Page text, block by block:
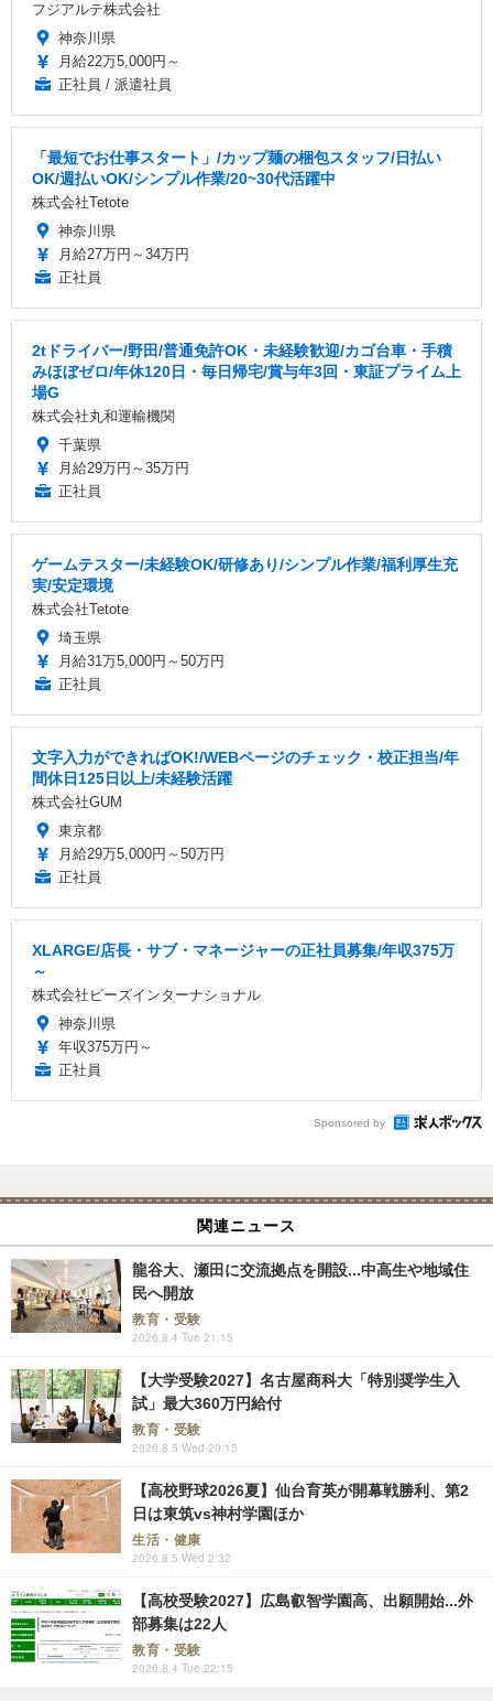
フジアルテ株式会社
神奈川県
月給22万5,000円～
正社員 / 派遣社員
「最短でお仕事スタート」/カップ麺の梱包スタッフ/日払い
OK/週払いOK/シンプル作業/20~30代活躍中
株式会社Tetote
神奈川県
月給27万円～34万円
正社員
2tドライバー/野田/普通免許OK・未経験歓迎/カゴ台車・手積
みほぼゼロ/年休120日・毎日帰宅/賞与年3回・東証プライム上
場G
株式会社丸和運輸機関
千葉県
月給29万円～35万円
正社員
ゲームテスター/未経験OK/研修あり/シンプル作業/福利厚生充
実/安定環境
株式会社Tetote
埼玉県
月給31万5,000円～50万円
正社員
文字入力ができればOK!/WEBページのチェック・校正担当/年
間休日125日以上/未経験活躍
株式会社GUM
東京都
月給29万5,000円～50万円
正社員
XLARGE/店長・サブ・マネージャーの正社員募集/年収375万
～
株式会社ビーズインターナショナル
神奈川県
年収375万円～
正社員
Sponsored by
関連ニュース
龍谷大、瀬田に交流拠点を開設...中高生や地域住
民へ開放
教育・受験
2026.8.4 Tue 21:15
【大学受験2027】名古屋商科大「特別奨学生入
試」最大360万円給付
教育・受験
2026.8.5 Wed 20:15
【高校野球2026夏】仙台育英が開幕戦勝利、第2
日は東筑vs神村学園ほか
生活・健康
2026.8.5 Wed 2:32
【高校受験2027】広島叡智学園高、出願開始...外
部募集は22人
教育・受験
2026.8.4 Tue 22:15